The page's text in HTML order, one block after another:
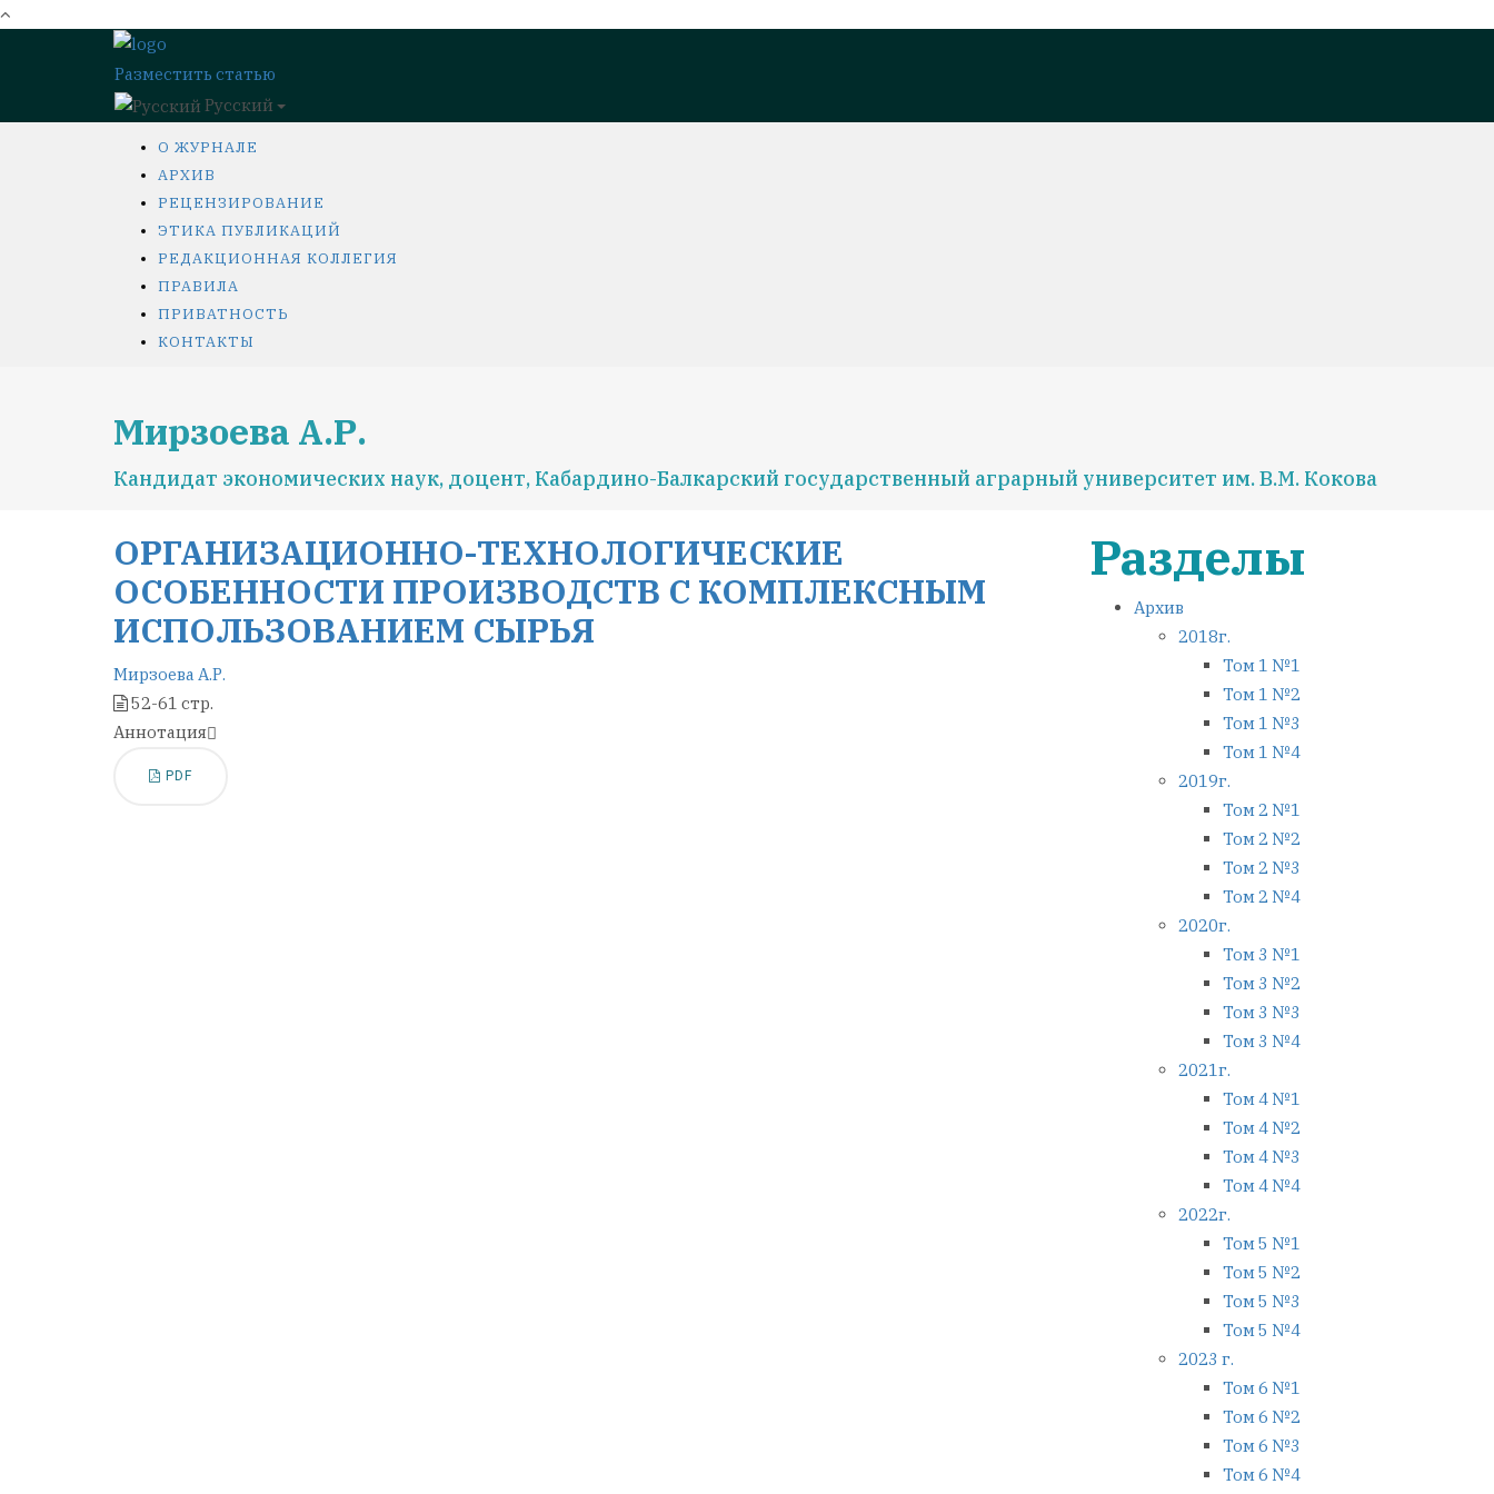
Разместить статью
Русский
О ЖУРНАЛЕ
АРХИВ
РЕЦЕНЗИРОВАНИЕ
ЭТИКА ПУБЛИКАЦИЙ
РЕДАКЦИОННАЯ КОЛЛЕГИЯ
ПРАВИЛА
ПРИВАТНОСТЬ
КОНТАКТЫ
Мирзоева А.Р.
Кандидат экономических наук, доцент, Кабардино-Балкарский государственный аграрный университет им. В.М. Кокова
ОРГАНИЗАЦИОННО-ТЕХНОЛОГИЧЕСКИЕ
ОСОБЕННОСТИ ПРОИЗВОДСТВ С КОМПЛЕКСНЫМ
ИСПОЛЬЗОВАНИЕМ СЫРЬЯ
Мирзоева А.Р.
52-61 стр.
Аннотация
PDF
Разделы
Архив
2018г.
Том 1 №1
Том 1 №2
Том 1 №3
Том 1 №4
2019г.
Том 2 №1
Том 2 №2
Том 2 №3
Том 2 №4
2020г.
Том 3 №1
Том 3 №2
Том 3 №3
Том 3 №4
2021г.
Том 4 №1
Том 4 №2
Том 4 №3
Том 4 №4
2022г.
Том 5 №1
Том 5 №2
Том 5 №3
Том 5 №4
2023 г.
Том 6 №1
Том 6 №2
Том 6 №3
Том 6 №4